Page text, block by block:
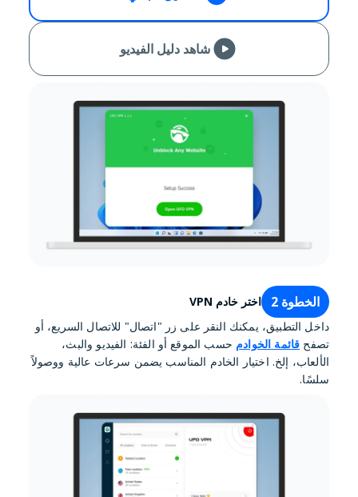
شاهد دليل الفيديو
الخطوة 2
اختر خادم VPN
داخل التطبيق، يمكنك النقر على زر "اتصال" للاتصال السريع، أو
تصفح قائمة الخوادم حسب الموقع أو الفئة: الفيديو والبث،
الألعاب، إلخ. اختيار الخادم المناسب يضمن سرعات عالية ووصولاً
سلسًا.